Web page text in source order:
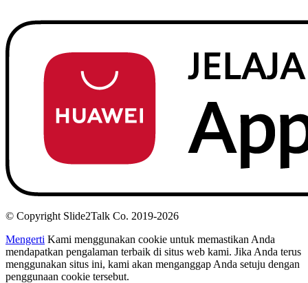
© Copyright Slide2Talk Co. 2019-2026
Mengerti Kami menggunakan cookie untuk memastikan Anda
mendapatkan pengalaman terbaik di situs web kami. Jika Anda terus
menggunakan situs ini, kami akan menganggap Anda setuju dengan
penggunaan cookie tersebut.